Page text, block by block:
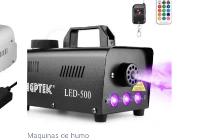
Maquinas de humo